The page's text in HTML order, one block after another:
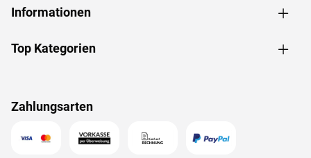
Informationen
Top Kategorien
Zahlungsarten